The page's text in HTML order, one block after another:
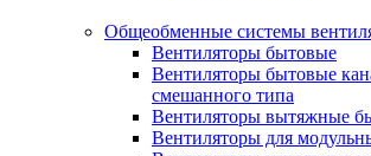
Общеобменные системы
Вентиляторы бытовые
Вентиляторы бытовые
смешанного типа
Вентиляторы вытяжные
Вентиляторы для